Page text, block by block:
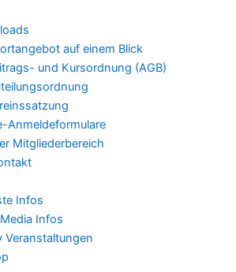
auf einem Blick
und Kursordnung (AGB)
Anmeldeformulare
Mitgliederbereich
Infos
Infos
Veranstaltungen